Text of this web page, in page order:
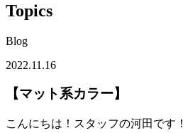
Topics
Blog
2022.11.16
【マット系カラー】
こんにちは！スタッフの河田です！